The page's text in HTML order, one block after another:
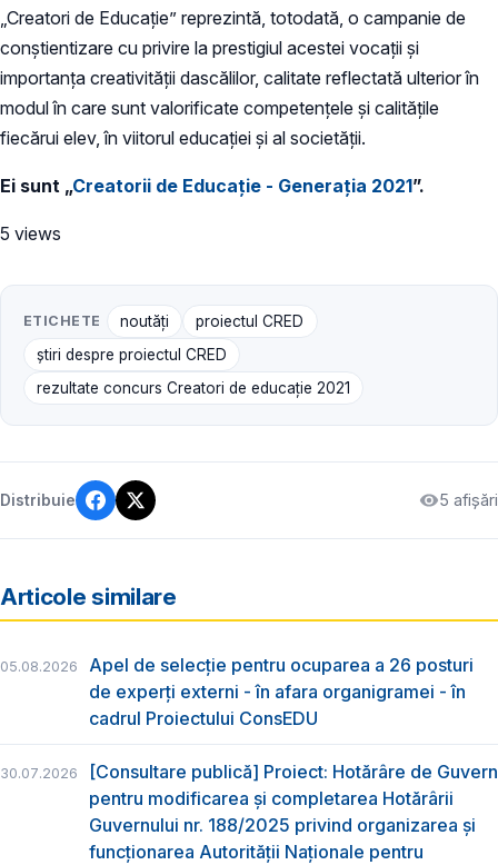
„Creatori de Educație” reprezintă, totodată, o campanie de
conștientizare cu privire la prestigiul acestei vocații și
importanța creativității dascălilor, calitate reflectată ulterior în
modul în care sunt valorificate competențele și calitățile
fiecărui elev, în viitorul educației și al societății.
Ei sunt „Creatorii de Educație - Generația 2021”.
5 views
ETICHETE noutăți
proiectul CRED
știri despre proiectul CRED
rezultate concurs Creatori de educație 2021
Distribuie 5 afișări
Articole similare
05.08.2026
Apel de selecție pentru ocuparea a 26 posturi
de experți externi - în afara organigramei - în
cadrul Proiectului ConsEDU
30.07.2026
[Consultare publică] Proiect: Hotărâre de Guvern
pentru modificarea și completarea Hotărârii
Guvernului nr. 188/2025 privind organizarea şi
funcţionarea Autorităţii Naţionale pentru